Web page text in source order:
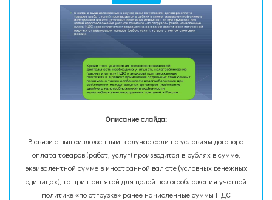
Описание слайда:
В связи с вышеизложенным в случае если по условиям договора
оплата товаров (работ, услуг) производится в рублях в сумме,
эквивалентной сумме в иностранной валюте (условных денежных
единицах), то при принятой для целей налогообложения учетной
политике «по отгрузке» ранее начисленные суммы НДС